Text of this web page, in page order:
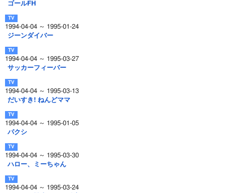
ゴールFH
1994-04-04 ～ 1995-01-24
ジーンダイバー
1994-04-04 ～ 1995-03-27
サッカーフィーバー
1994-04-04 ～ 1995-03-13
だいすき! ねんどママ
1994-04-04 ～ 1995-01-05
パクシ
1994-04-04 ～ 1995-03-30
ハロー、ミーちゃん
1994-04-04 ～ 1995-03-24